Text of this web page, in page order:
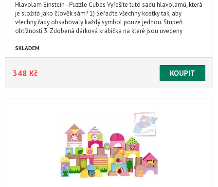
Hlavolam Einstein - Puzzle Cubes Vyřešíte tuto sadu hlavolamů, která
je složitá jako člověk sám? 1) Seřaďte všechny kostky tak, aby
všechny řady obsahovaly každý symbol pouze jednou. Stupeň
obtížnosti 3. Zdobená dárková krabička na které jsou uvedeny
SKLADEM
348 Kč